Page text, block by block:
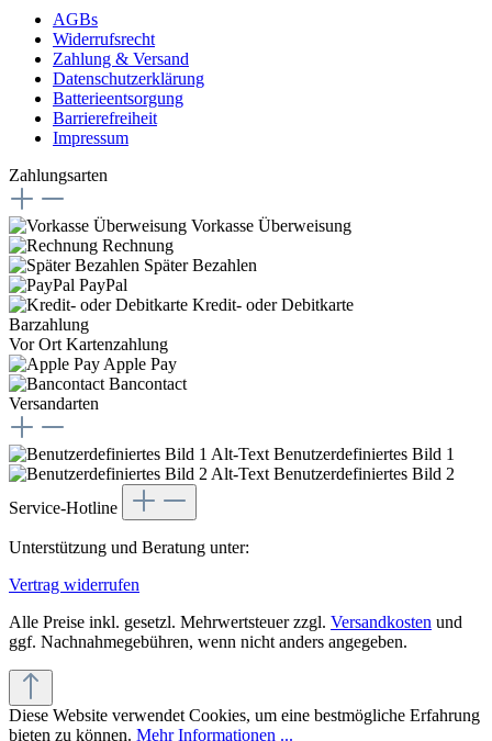
AGBs
Widerrufsrecht
Zahlung & Versand
Datenschutzerklärung
Batterieentsorgung
Barrierefreiheit
Impressum
Zahlungsarten
Vorkasse Überweisung
Rechnung
Später Bezahlen
PayPal
Kredit- oder Debitkarte
Barzahlung
Vor Ort Kartenzahlung
Apple Pay
Bancontact
Versandarten
Benutzerdefiniertes Bild 1
Benutzerdefiniertes Bild 2
Service-Hotline
Unterstützung und Beratung unter:
Vertrag widerrufen
Alle Preise inkl. gesetzl. Mehrwertsteuer zzgl. Versandkosten und
ggf. Nachnahmegebühren, wenn nicht anders angegeben.
Diese Website verwendet Cookies, um eine bestmögliche Erfahrung
bieten zu können. Mehr Informationen ...